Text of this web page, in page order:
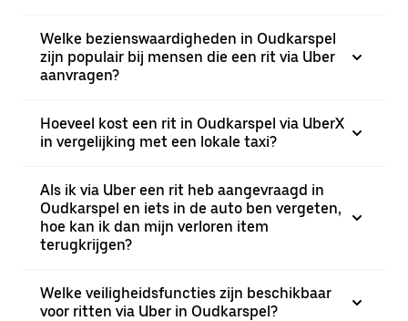
Welke bezienswaardigheden in Oudkarspel
zijn populair bij mensen die een rit via Uber
aanvragen?
Hoeveel kost een rit in Oudkarspel via UberX
in vergelijking met een lokale taxi?
Als ik via Uber een rit heb aangevraagd in
Oudkarspel en iets in de auto ben vergeten,
hoe kan ik dan mijn verloren item
terugkrijgen?
Welke veiligheidsfuncties zijn beschikbaar
voor ritten via Uber in Oudkarspel?